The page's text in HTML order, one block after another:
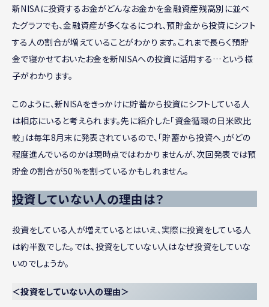
新NISAに投資するお金がどんなお金かを金融資産残高別に並べ
たグラフでも、金融資産が多くなるにつれ、預貯金から投資にシフト
する人の割合が増えていることがわかります。これまで長らく預貯
金で寝かせておいたお金を新NISAへの投資に活用する…という様
子がわかります。
このように、新NISAをきっかけに貯蓄から投資にシフトしている人
は相応にいると考えられます。先に紹介した「資金循環の日米欧比
較」は毎年8月末に発表されているので、「貯蓄から投資へ」がどの
程度進んでいるのかは現時点ではわかりませんが、次回発表では預
貯金の割合が50％を割っているかもしれません。
投資していない人の理由は？
投資をしている人が増えているとはいえ、実際に投資をしている人
は約半数でした。では、投資をしていない人はなぜ投資をしていな
いのでしょうか。
＜投資をしていない人の理由＞